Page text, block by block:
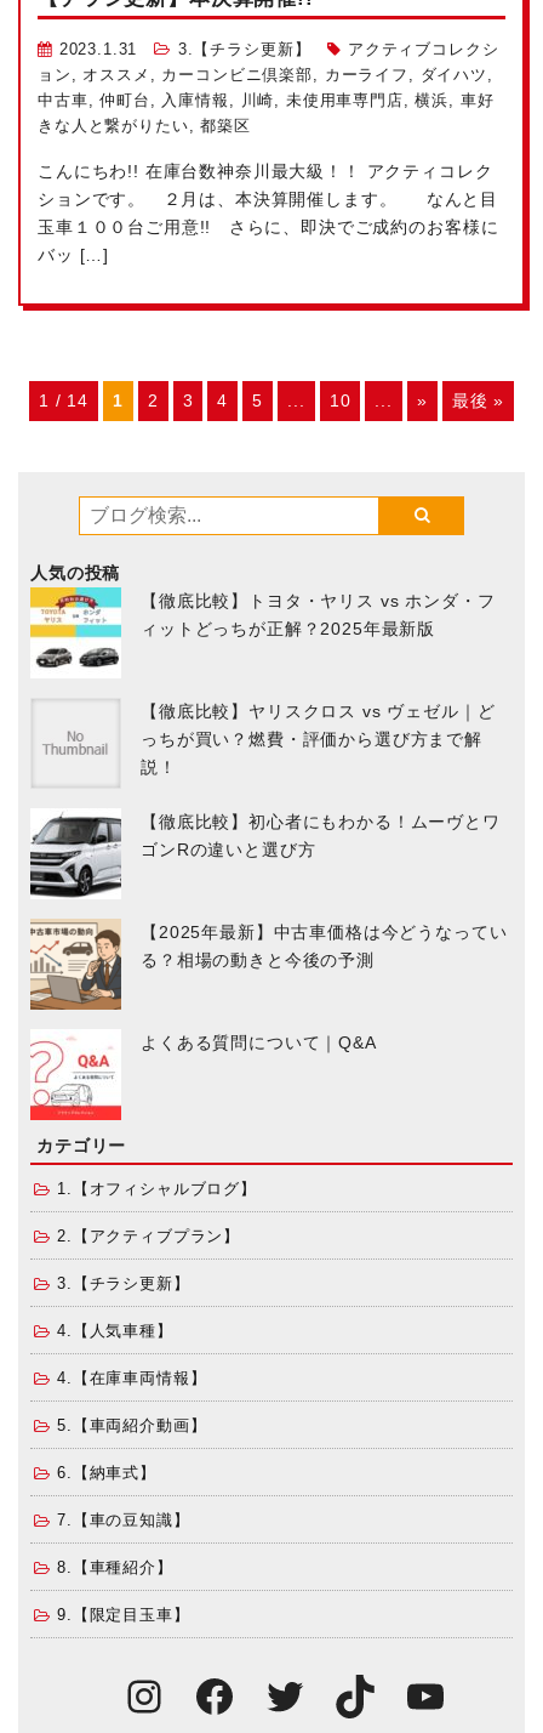
2023.1.31 3.【チラシ更新】
アクティブコレクシ
ョン
オススメ カーコンビニ倶楽部 カーライフ ダイハツ
中古車 ,仲町台 入庫情報 川崎 未使用車専門店 ,横浜
車好
きな人と繋がりたい ,都築区
こんにちわ!! 在庫台数神奈川最大級！！ アクティコレク
ションです。 ２月は、本決算開催します。 なんと目
玉車１００台ご用意!! さらに、即決でご成約のお客様に
バッ […]
1 / 14 1 2 3 4 5 10 » 最後 »
人気の投稿
【徹底比較】トヨタ・ヤリス vs ホンダ・フ
ィットどっちが正解？2025年最新版
【徹底比較】ヤリスクロス vs ヴェゼル｜ど
っちが買い？燃費・評価から選び方まで解
説！
【徹底比較】初心者にもわかる！ムーヴとワ
ゴンRの違いと選び方
【2025年最新】中古車価格は今どうなってい
る？相場の動きと今後の予測
よくある質問について｜Q&A
カテゴリー
1.【オフィシャルブログ】
2.【アクティブプラン】
3.【チラシ更新】
4.【人気車種】
4.【在庫車両情報】
5.【車両紹介動画】
6.【納車式】
7.【車の豆知識】
8.【車種紹介】
9.【限定目玉車】
Instagram
Facebook
TwitterTikTok